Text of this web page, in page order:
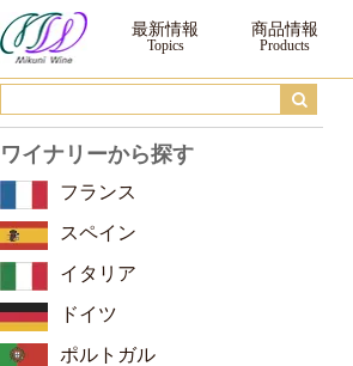
コンティノ ロサード レセルバ ｜ ワイン ｜三国ワイン
最新情報 商品情報
ワイナリーから探す
フランス
スペイン
イタリア
ドイツ
ポルトガル